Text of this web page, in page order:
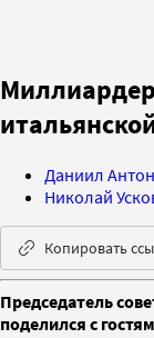
Даниил
Николай
Копировать
Председатель
поделился с